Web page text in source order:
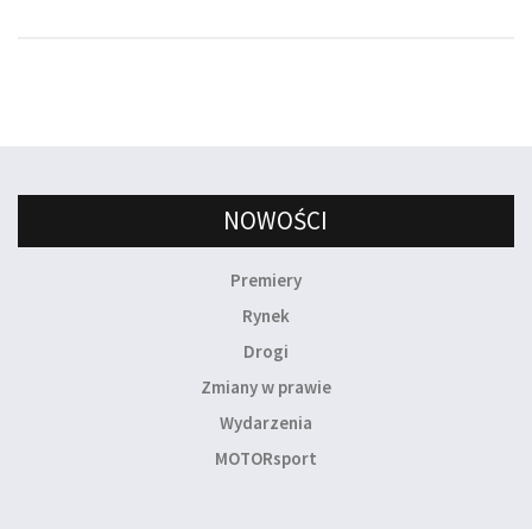
NOWOŚCI
Premiery
Rynek
Drogi
Zmiany w prawie
Wydarzenia
MOTORsport